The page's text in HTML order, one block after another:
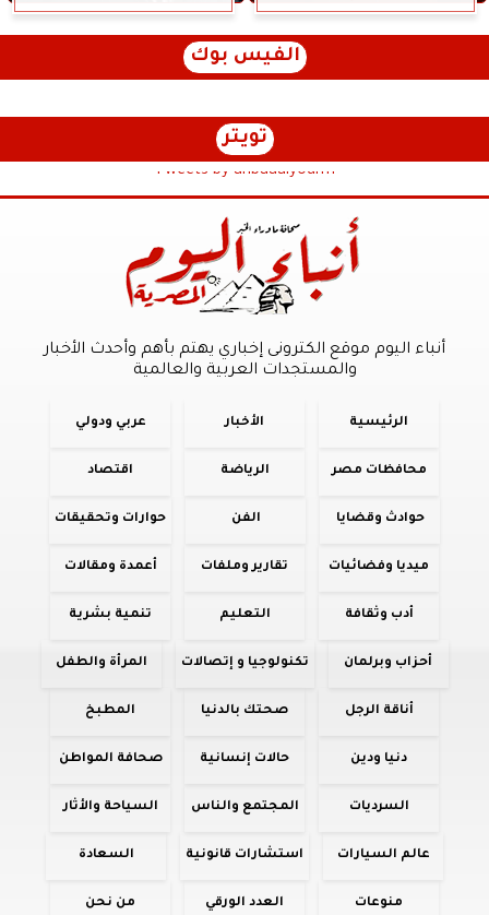
الفيس بوك
تويتر
Tweets by anbaaalyoum1
أنباء اليوم موقع الكترونى إخباري يهتم بأهم وأحدث الأخبار
والمستجدات العربية والعالمية
الرئيسية الأخبار عربي ودولي
محافظات مصر الرياضة اقتصاد
حوادث وقضايا الفن حوارات وتحقيقات
ميديا وفضائيات تقارير وملفات أعمدة ومقالات
أدب وثقافة التعليم تنمية بشرية
أحزاب وبرلمان تكنولوجيا و إتصالات المرأة والطفل
أناقة الرجل صحتك بالدنيا المطبخ
دنيا ودين حالات إنسانية صحافة المواطن
السرديات المجتمع والناس السياحة والأثار
عالم السيارات استشارات قانونية السعادة
منوعات العدد الورقي من نحن